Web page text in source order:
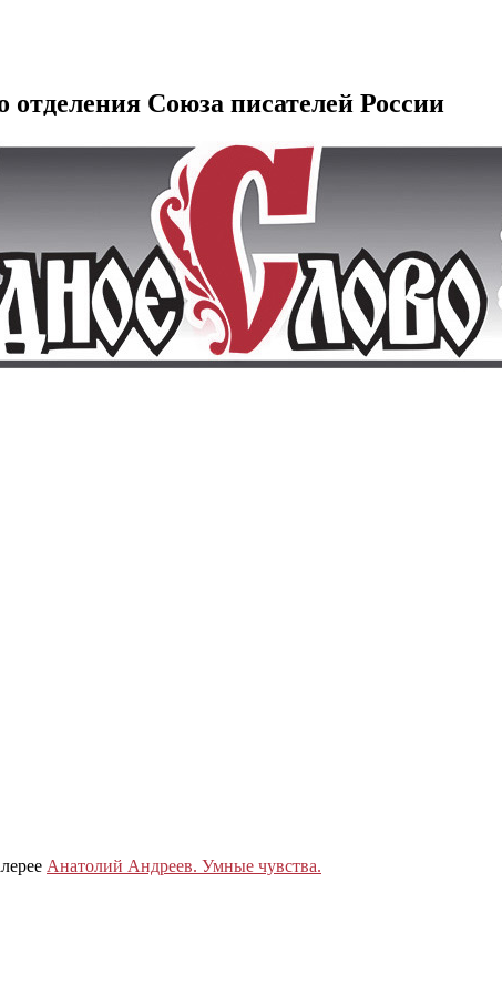
отделения Союза писателей России
Анатолий Андреев. Умные чувства.